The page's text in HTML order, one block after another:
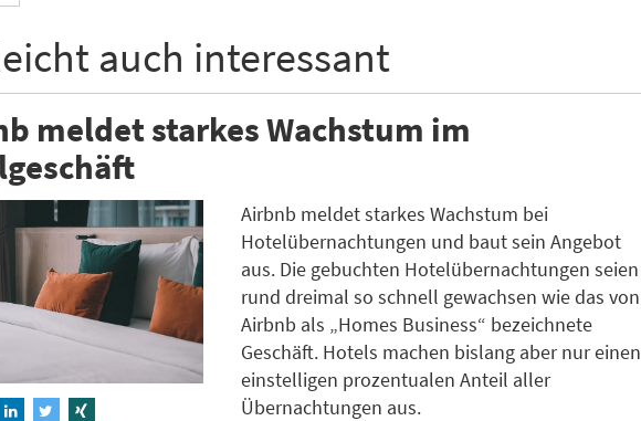
auch interessant
meldet starkes Wachstum im
Airbnb meldet starkes Wachstum bei
Hotelübernachtungen und baut sein Angebot
aus. Die gebuchten Hotelübernachtungen seien
rund dreimal so schnell gewachsen wie das von
Airbnb als „Homes Business“ bezeichnete
Geschäft. Hotels machen bislang aber nur einen
einstelligen prozentualen Anteil aller
Übernachtungen aus.